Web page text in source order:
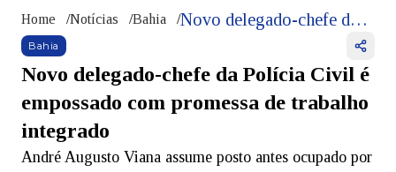
Home /Notícias /Bahia / Novo delegado-chefe da Polícia Civil é empossado com promessa de trabalho integrado
Bahia
Novo delegado-chefe da Polícia Civil é
empossado com promessa de trabalho
integrado
André Augusto Viana assume posto antes ocupado por